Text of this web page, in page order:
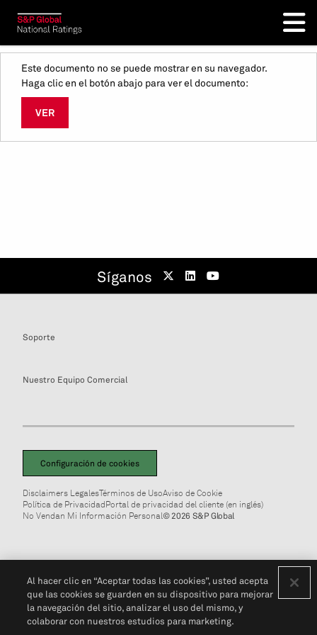
Este documento no se puede mostrar en su navegador.
Haga clic en el botón abajo para ver el documento:
VER
Síganos
Soporte
Nuestro Equipo Comercial
Configuración de cookies
Disclaimers LegalesTérminos de UsoAviso de Cookie
Política de PrivacidadPortal de privacidad del cliente (en inglés)
No Vendan Mi Información Personal© 2026 S&P Global
Al hacer clic en “Aceptar todas las cookies”, usted acepta
que las cookies se guarden en su dispositivo para mejorar
la navegación del sitio, analizar el uso del mismo, y
colaborar con nuestros estudios para marketing.